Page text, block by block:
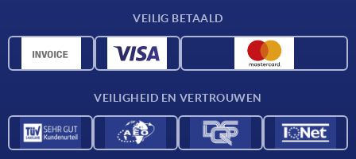
CAD-gegevens
VEILIG BETAALD
VEILIGHEID EN VERTROUWEN